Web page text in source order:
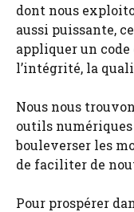
dont nous
aussi puissante,
appliquer un code
l’intégrité, la
Nous nous
outils
bouleverser les
de faciliter de
Pour prospérer